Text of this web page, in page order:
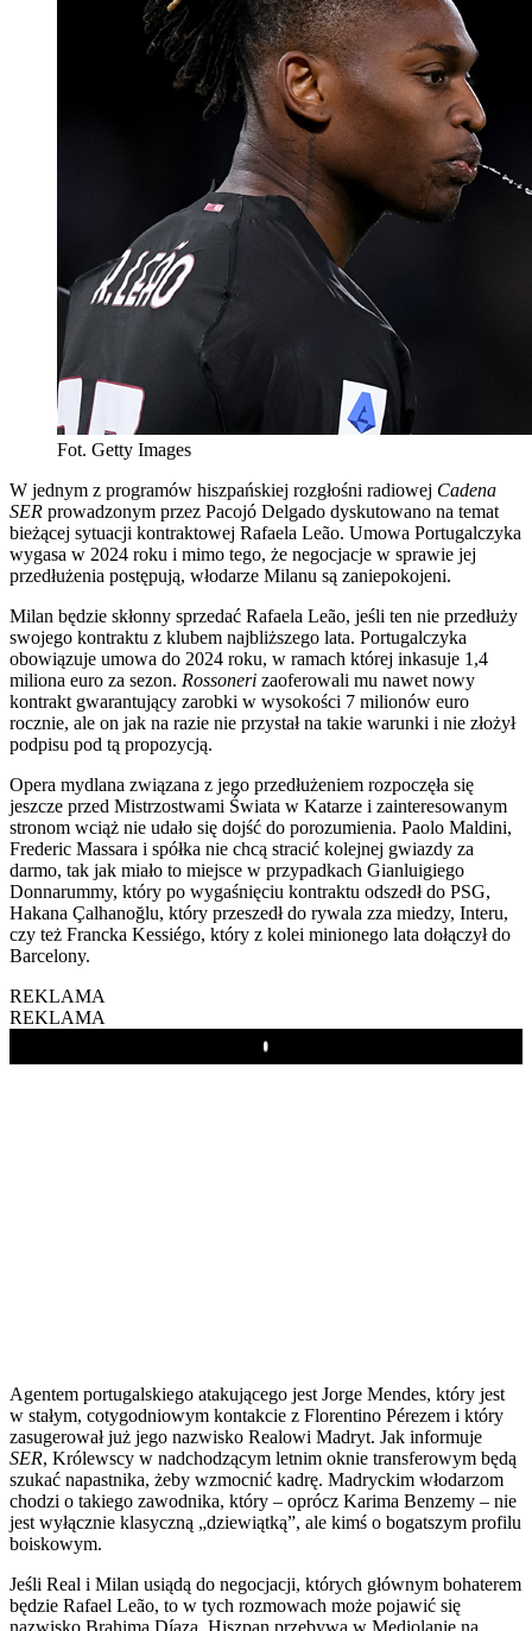
Fot. Getty Images
W jednym z programów hiszpańskiej rozgłośni radiowej Cadena
SER prowadzonym przez Pacojó Delgado dyskutowano na temat
bieżącej sytuacji kontraktowej Rafaela Leão. Umowa Portugalczyka
wygasa w 2024 roku i mimo tego, że negocjacje w sprawie jej
przedłużenia postępują, włodarze Milanu są zaniepokojeni.
Milan będzie skłonny sprzedać Rafaela Leão, jeśli ten nie przedłuży
swojego kontraktu z klubem najbliższego lata. Portugalczyka
obowiązuje umowa do 2024 roku, w ramach której inkasuje 1,4
miliona euro za sezon. Rossoneri zaoferowali mu nawet nowy
kontrakt gwarantujący zarobki w wysokości 7 milionów euro
rocznie, ale on jak na razie nie przystał na takie warunki i nie złożył
podpisu pod tą propozycją.
Opera mydlana związana z jego przedłużeniem rozpoczęła się
jeszcze przed Mistrzostwami Świata w Katarze i zainteresowanym
stronom wciąż nie udało się dojść do porozumienia. Paolo Maldini,
Frederic Massara i spółka nie chcą stracić kolejnej gwiazdy za
darmo, tak jak miało to miejsce w przypadkach Gianluigiego
Donnarummy, który po wygaśnięciu kontraktu odszedł do PSG,
Hakana Çalhanoğlu, który przeszedł do rywala zza miedzy, Interu,
czy też Francka Kessiégo, który z kolei minionego lata dołączył do
Barcelony.
REKLAMA
REKLAMA
Play
Agentem portugalskiego atakującego jest Jorge Mendes, który jest
w stałym, cotygodniowym kontakcie z Florentino Pérezem i który
zasugerował już jego nazwisko Realowi Madryt. Jak informuje
SER, Królewscy w nadchodzącym letnim oknie transferowym będą
szukać napastnika, żeby wzmocnić kadrę. Madryckim włodarzom
chodzi o takiego zawodnika, który – oprócz Karima Benzemy – nie
jest wyłącznie klasyczną „dziewiątką”, ale kimś o bogatszym profilu
boiskowym.
Jeśli Real i Milan usiądą do negocjacji, których głównym bohaterem
będzie Rafael Leão, to w tych rozmowach może pojawić się
nazwisko Brahima Díaza. Hiszpan przebywa w Mediolanie na